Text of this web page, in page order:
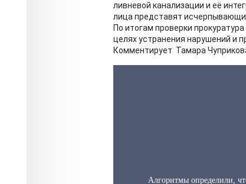
ливневой канализации и её
лица представят
По итогам проверки
целях устранения нарушений и
Комментирует Тамара